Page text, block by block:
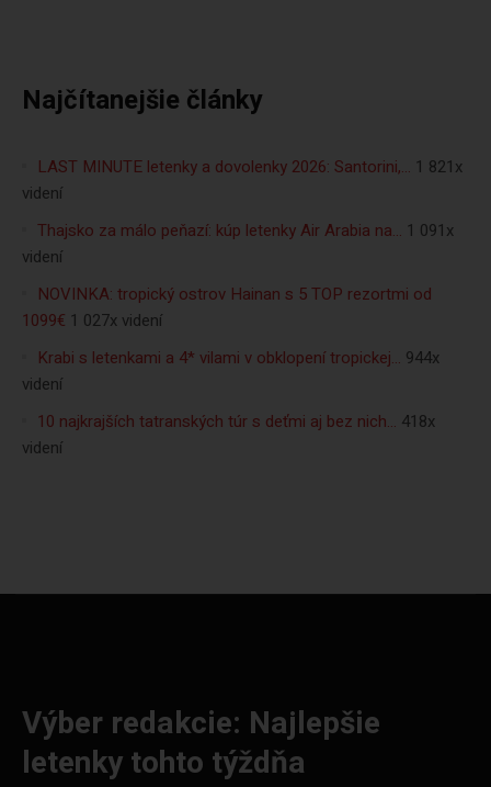
Najčítanejšie články
LAST MINUTE letenky a dovolenky 2026: Santorini,… 1 821x
videní
Thajsko za málo peňazí: kúp letenky Air Arabia na… 1 091x
videní
NOVINKA: tropický ostrov Hainan s 5 TOP rezortmi od
1099€ 1 027x videní
Krabi s letenkami a 4* vilami v obklopení tropickej… 944x
videní
10 najkrajších tatranských túr s deťmi aj bez nich… 418x
videní
Výber redakcie: Najlepšie
letenky tohto týždňa